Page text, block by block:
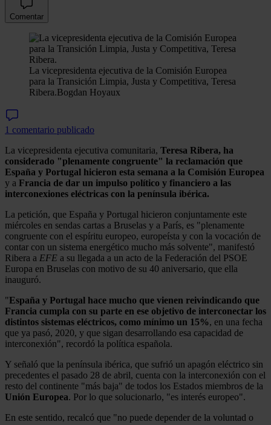
Comentar
La vicepresidenta ejecutiva de la Comisión Europea
para la Transición Limpia, Justa y Competitiva, Teresa
Ribera.Bogdan Hoyaux
1 comentario publicado
La vicepresidenta ejecutiva comunitaria, Teresa Ribera, ha
considerado "plenamente congruente" la reclamación que
España y Portugal hicieron esta semana a la Comisión Europea
y a Francia de dar un impulso político y financiero a las
interconexiones eléctricas con la península ibérica.
La petición, que España y Portugal hicieron conjuntamente este
miércoles en sendas cartas a Bruselas y a París, es "plenamente
congruente con el espíritu europeo, europeísta y con la vocación de
contar con un sistema energético mucho más solvente", manifestó
Ribera a EFE a su llegada a un acto de la Federación del PSOE
Europa en Bruselas con motivo de su 40 aniversario, que ella
inauguró.
"España y Portugal hace mucho que vienen reivindicando que
Francia cumpla con su parte en ese objetivo de interconectar los
distintos sistemas eléctricos, como mínimo un 15%, en una fecha
que ya pasó, 2020, y que sigan desarrollando esa capacidad de
interconexión", recordó la política española.
Y señaló que la península ibérica, que sufrió un apagón eléctrico sin
precedentes el pasado 28 de abril, cuenta con la interconexión con el
resto del continente "más baja" de todos los Estados miembros de la
Unión Europea. Por lo que solucionarlo, "es interés europeo".
En este sentido, recalcó que "no puede depender de la voluntad o